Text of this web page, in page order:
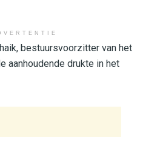
bestuursvoorzitter van het
aanhoudende drukte in het